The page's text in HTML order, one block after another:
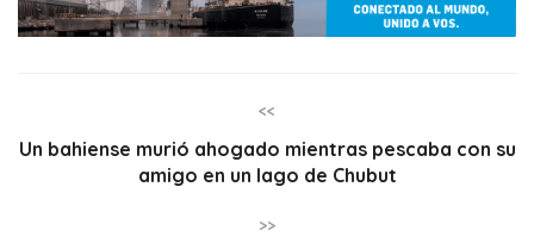
<<
Un bahiense murió ahogado mientras pescaba con su
amigo en un lago de Chubut
>>